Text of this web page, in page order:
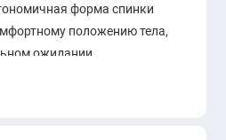
форма спинки
положению тела,
ожидании.